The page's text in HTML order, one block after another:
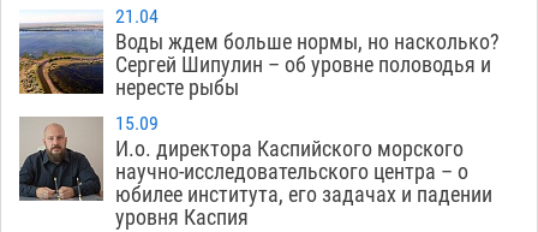
21.04
Воды ждем больше нормы, но насколько?
Сергей Шипулин – об уровне половодья и
нересте рыбы
15.09
И.о. директора Каспийского морского
научно-исследовательского центра – о
юбилее института, его задачах и падении
уровня Каспия